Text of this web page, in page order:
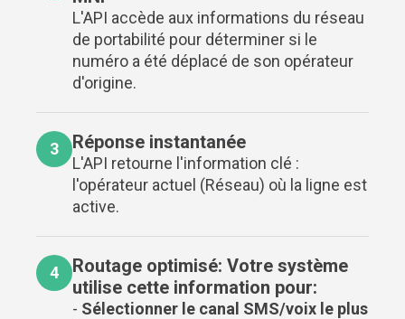
L'API accède aux informations du réseau
de portabilité pour déterminer si le
numéro a été déplacé de son opérateur
d'origine.
3 Réponse instantanée
L'API retourne l'information clé :
l'opérateur actuel (Réseau) où la ligne est
active.
4
Routage optimisé: Votre système
utilise cette information pour:
- Sélectionner le canal SMS/voix le plus